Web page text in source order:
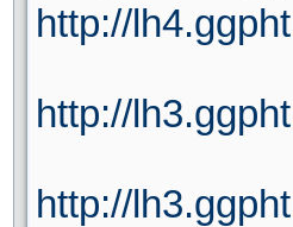
http://
http://
http://